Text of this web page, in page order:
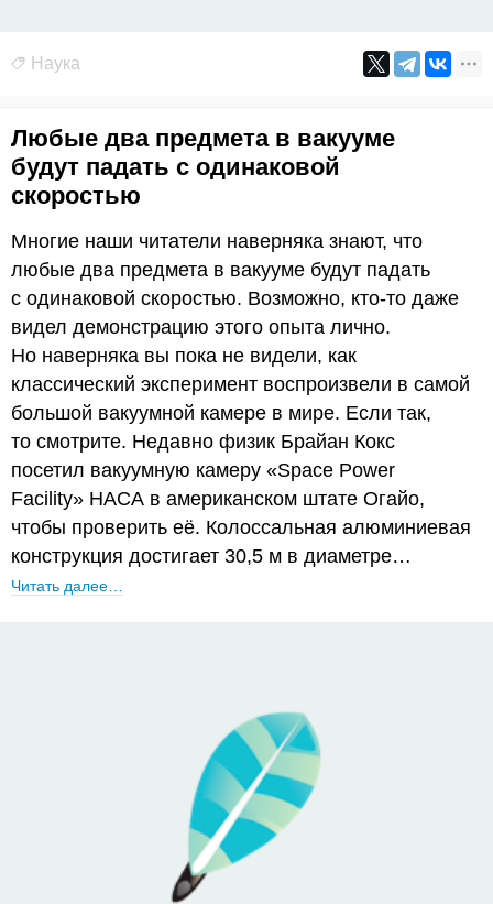
Наука
Любые два предмета в вакууме
будут падать с одинаковой
скоростью
Многие наши читатели наверняка знают, что
любые два предмета в вакууме будут падать
с одинаковой скоростью. Возможно, кто-то даже
видел демонстрацию этого опыта лично.
Но наверняка вы пока не видели, как
классический эксперимент воспроизвели в самой
большой вакуумной камере в мире. Если так,
то смотрите. Недавно физик Брайан Кокс
посетил вакуумную камеру «Space Power
Facility» НАСА в американском штате Огайо,
чтобы проверить её. Колоссальная алюминиевая
конструкция достигает 30,5 м в диаметре…
Читать далее…